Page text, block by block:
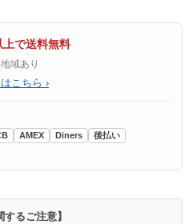
で送料無料
域あり
こちら ›
AMEX Diners
後払い
るご注意】